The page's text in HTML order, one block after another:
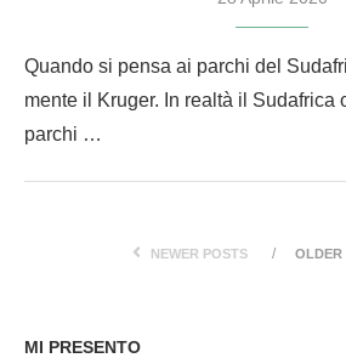
Quando si pensa ai parchi del
mente il Kruger. In realtà il Sudafrica
parchi …
NEWER POSTS OLDER
MI PRESENTO